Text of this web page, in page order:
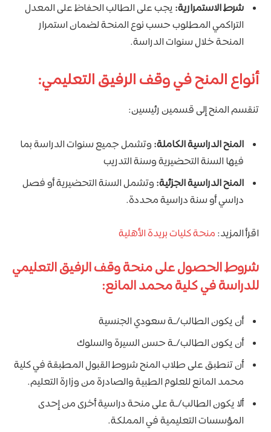
شرط الاستمرارية: يجب على الطالب الحفاظ على المعدل
التراكمي المطلوب حسب نوع المنحة لضمان استمرار
المنحة خلال سنوات الدراسة.
أنواع المنح في وقف الرفيق التعليمي:
تنقسم المنح إلى قسمين رئيسين:
المنح الدراسية الكاملة: وتشمل جميع سنوات الدراسة بما
فيها السنة التحضيرية وسنة التدريب
المنح الدراسية الجزئية: وتشمل السنة التحضيرية أو فصل
دراسي أو سنة دراسية محددة.
اقرأ المزيد: منحة كليات بريدة الأهلية
شروط الحصول على منحة وقف الرفيق التعليمي
للدراسة في كلية محمد المانع:
أن يكون الطالب/ـة سعودي الجنسية
أن يكون الطالب/ـة حسن السيرة والسلوك
​أن تنطبق على طلاب المنح شروط القبول المطبقة في كلية
محمد المانع للعلوم الطبية والصادرة من وزارة التعليم.
​ألا يكون الطالب/ـة على منحة دراسية أخرى من إحدى
المؤسسات التعليمية في المملكة.